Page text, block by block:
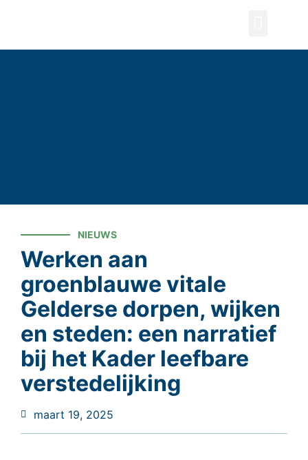
NIEUWS
Werken aan
groenblauwe vitale
Gelderse dorpen, wijken
en steden: een narratief
bij het Kader leefbare
verstedelijking
maart 19, 2025